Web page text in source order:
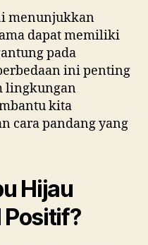
menunjukkan
dapat memiliki
pada
ini penting
lingkungan
kita
cara pandang yang
Hijau
Positif?